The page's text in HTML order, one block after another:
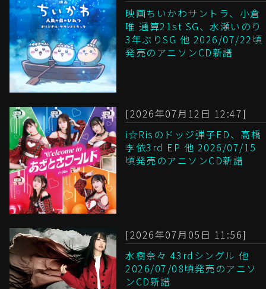
映画ちいかわサントラ、小倉
唯 通算21st SG、水瀬いのり
3年ぶりSG 他 2026/07/22頃
発売のアニソンCD新譜
[2026年07月12日 12:47]
i☆Risのドッジ弾子ED、高橋
李依3rd EP 他 2026/07/15
頃発売のアニソンCD新譜
[2026年07月05日 11:56]
水樹奈々 43rdシングル 他
2026/07/08頃発売のアニソ
ンCD新譜